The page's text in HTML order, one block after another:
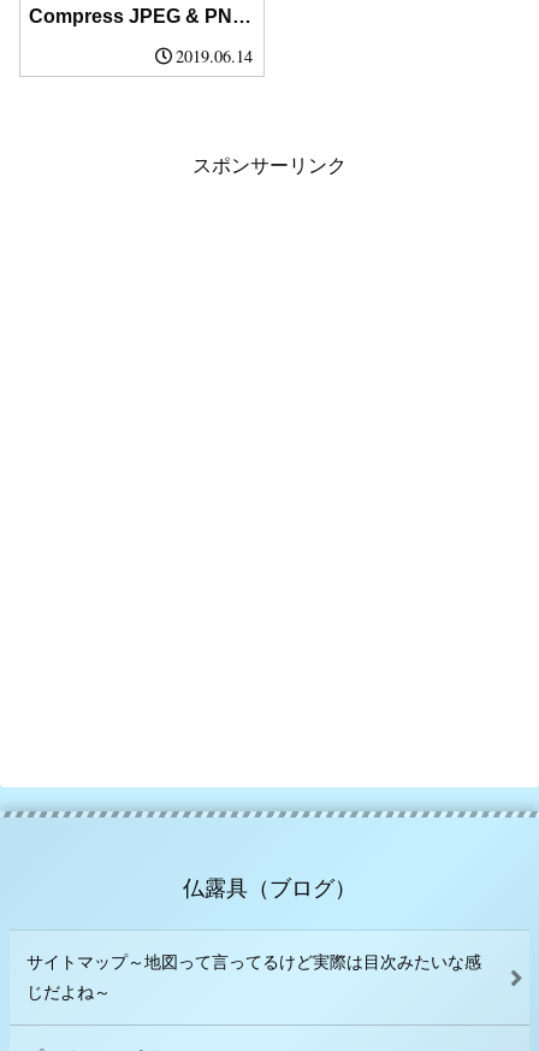
Compress JPEG & PNG
2019.06.14
スポンサーリンク
仏露具（ブログ）
サイトマップ～地図って言ってるけど実際は目次みたいな感
じだよね～